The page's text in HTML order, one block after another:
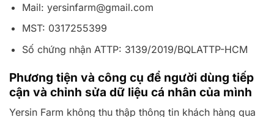
Mail: yersinfarm@gmail.com
MST: 0317255399
Số chứng nhận ATTP: 3139/2019/BQLATTP-HCM
Phương tiện và công cụ để người dùng tiếp
cận và chỉnh sửa dữ liệu cá nhân của mình
Yersin Farm không thu thập thông tin khách hàng qua